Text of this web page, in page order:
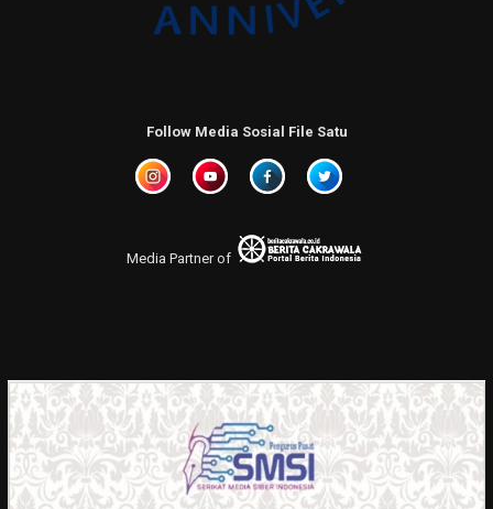
Follow Media Sosial File Satu
Media Partner of